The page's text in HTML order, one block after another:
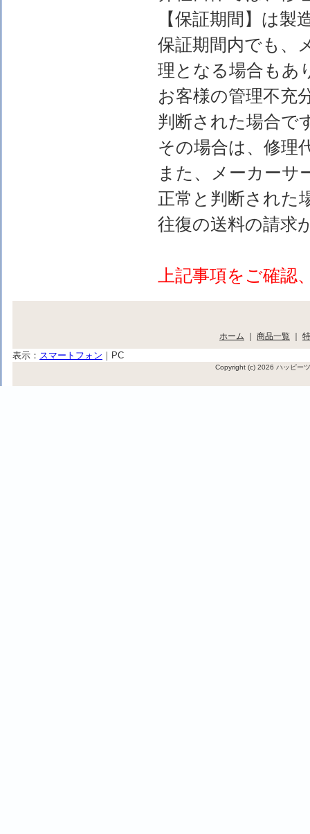
【保証期間】は
保証期間内でも、
理となる場合もあ
お客様の管理不充
判断された場合で
その場合は、修理
また、メーカーサ
正常と判断された
往復の送料の請求
上記事項をご確
ホーム ｜ 商品一覧 ｜
表示： スマートフォン ｜ PC
Copyright (c) 2026 ハッピー